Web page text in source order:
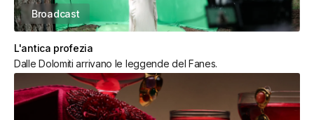
Broadcast
L'antica profezia
Dalle Dolomiti arrivano le leggende del Fanes.